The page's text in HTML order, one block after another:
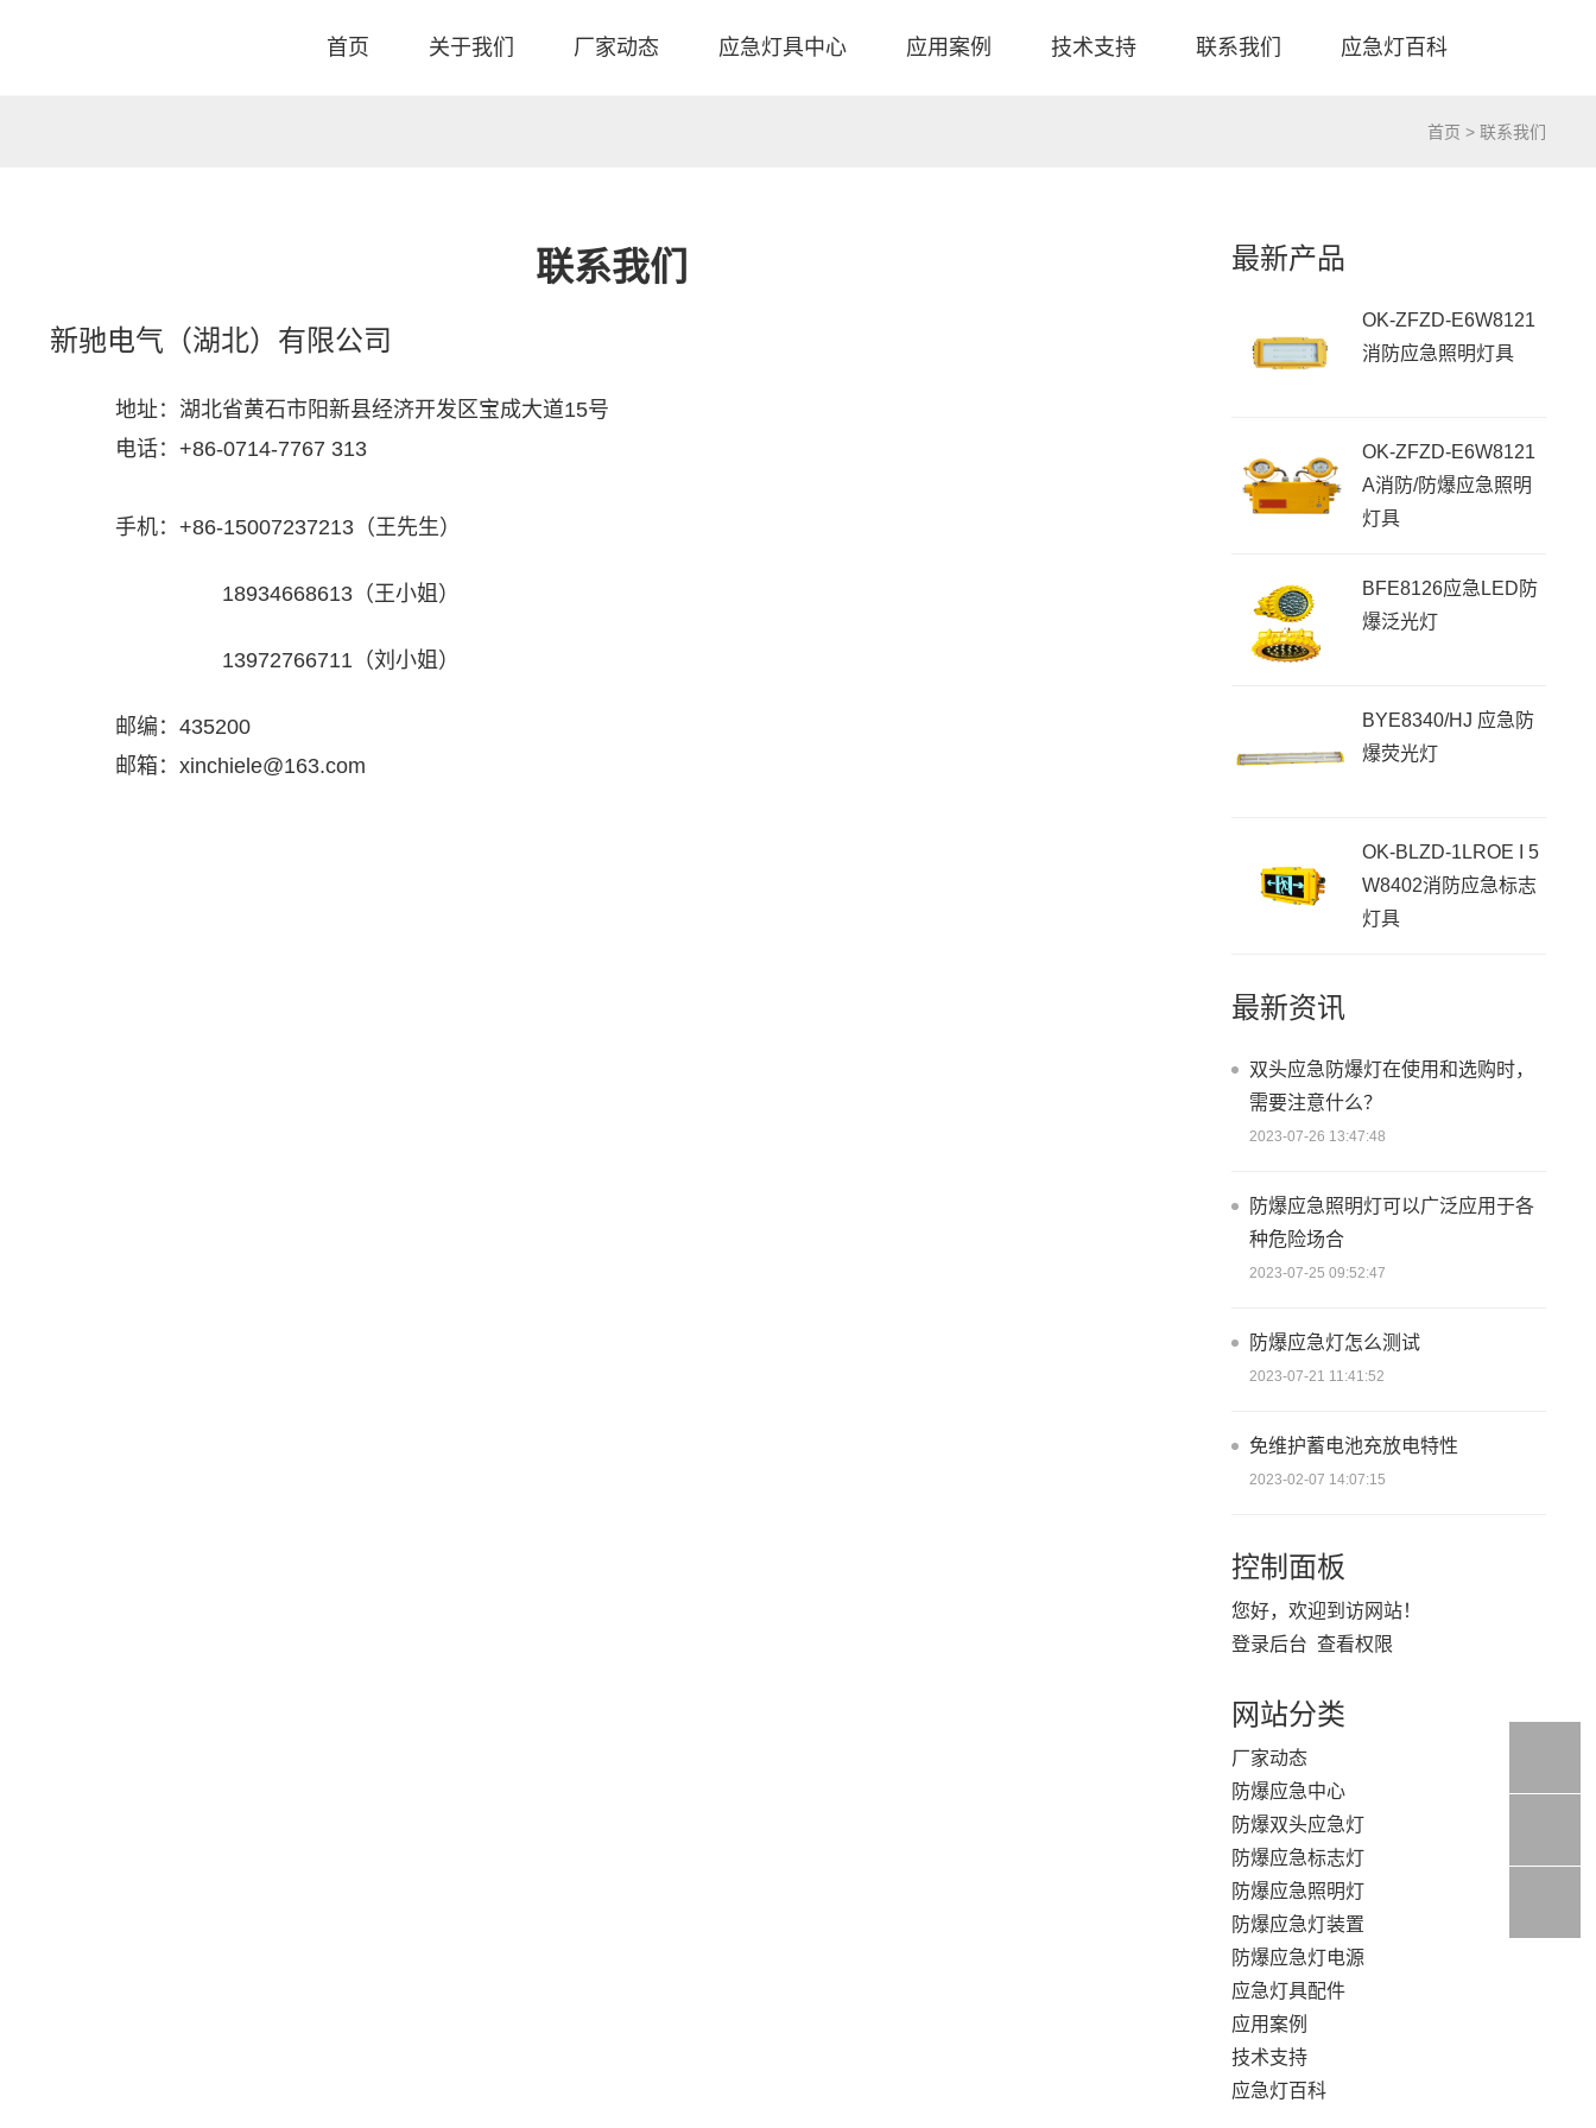
首页 关于我们 厂家动态 应急灯具中心 应用案例 技术支持 联系我们 应急灯百科
首页 > 联系我们
联系我们
新驰电气（湖北）有限公司
地址：湖北省黄石市阳新县经济开发区宝成大道15号
电话：+86-0714-7767 313
手机：+86-15007237213（王先生）
18934668613（王小姐）
13972766711（刘小姐）
邮编：435200
邮箱：xinchiele@163.com
最新产品
OK-ZFZD-E6W8121
消防应急照明灯具
OK-ZFZD-E6W8121
A消防/防爆应急照明
灯具
BFE8126应急LED防
爆泛光灯
BYE8340/HJ 应急防
爆荧光灯
OK-BLZD-1LROE I 5
W8402消防应急标志
灯具
最新资讯
双头应急防爆灯在使用和选购时，
需要注意什么？
2023-07-26 13:47:48
防爆应急照明灯可以广泛应用于各
种危险场合
2023-07-25 09:52:47
防爆应急灯怎么测试
2023-07-21 11:41:52
免维护蓄电池充放电特性
2023-02-07 14:07:15
控制面板
您好，欢迎到访网站！
登录后台 查看权限
网站分类
厂家动态
防爆应急中心
防爆双头应急灯
防爆应急标志灯
防爆应急照明灯
防爆应急灯装置
防爆应急灯电源
应急灯具配件
应用案例
技术支持
应急灯百科